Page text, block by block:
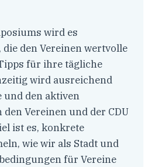
wird es
den Vereinen wertvolle
für ihre tägliche
wird ausreichend
und den aktiven
Vereinen und der CDU
ist es, konkrete
wie wir als Stadt und
für Vereine